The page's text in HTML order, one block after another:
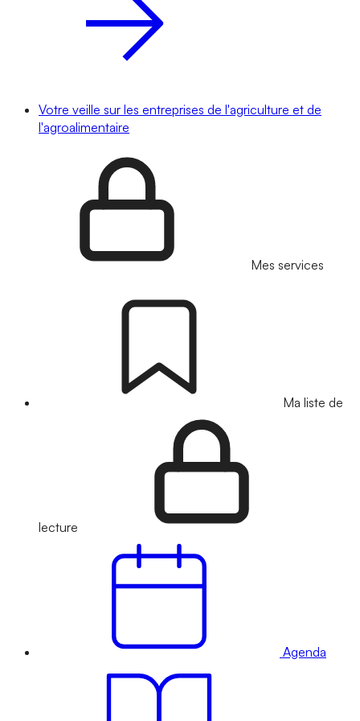
Votre veille sur les entreprises de l'agriculture et de
l'agroalimentaire
Mes services
Ma liste de
lecture
Agenda